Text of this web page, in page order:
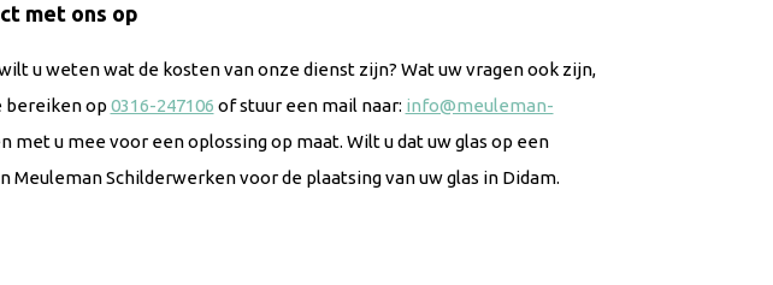
met ons op
u weten wat de kosten van onze dienst zijn? Wat uw vragen ook zijn,
bereiken op 0316-247106 of stuur een mail naar: info@meuleman-
u mee voor een oplossing op maat. Wilt u dat uw glas op een
Schilderwerken voor de plaatsing van uw glas in Didam.